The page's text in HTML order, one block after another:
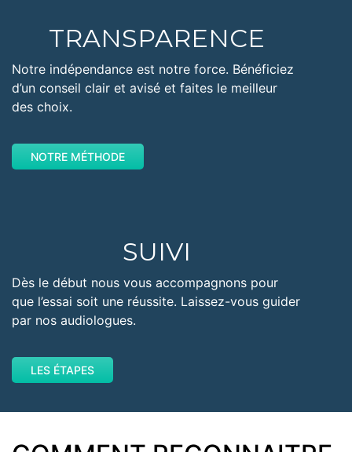
TRANSPARENCE
Notre indépendance est notre force. Bénéficiez
d’un conseil clair et avisé et faites le meilleur
des choix.
NOTRE MÉTHODE
SUIVI
Dès le début nous vous accompagnons pour
que l’essai soit une réussite. Laissez-vous guider
par nos audiologues.
LES ÉTAPES